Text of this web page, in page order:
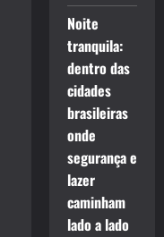
Noite
tranquila:
dentro das
cidades
brasileiras
onde
segurança e
lazer
caminham
lado a lado